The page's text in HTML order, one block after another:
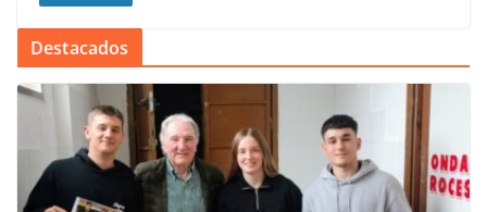
Destacados